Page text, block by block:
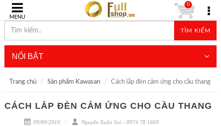
MENU
TÌM KIẾM
0
NỔI BẬT
Trang chủ Sản phẩm Kawasan Cách lắp đèn cảm ứng cho cầu thang
CÁCH LẮP ĐÈN CẢM ỨNG CHO CẦU THANG
09/09/2016 Nguyễn Xuân Soi - 0974 78 1669